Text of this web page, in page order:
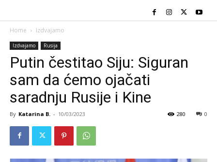
Home Izdvajamo
Izdvajamo Rusija
Putin čestitao Siju: Siguran
sam da ćemo ojačati
saradnju Rusije i Kine
By Katarina B. - 10/03/2023 0
280